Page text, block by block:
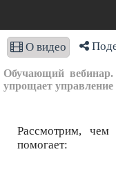
О видео
Обучающий
упрощает управление
Рассмотрим,
помогает: